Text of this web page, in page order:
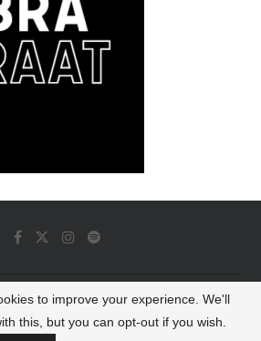
Dash All Rights Reserved
to improve your experience. We'll
this, but you can opt-out if you wish.